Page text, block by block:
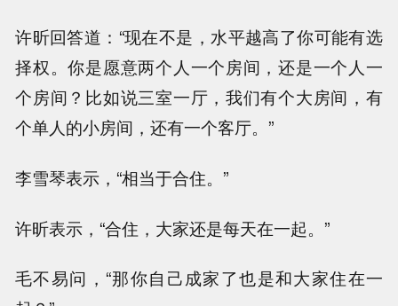
许昕回答道：“现在不是，水平越高了你可能有选
择权。你是愿意两个人一个房间，还是一个人一
个房间？比如说三室一厅，我们有个大房间，有
个单人的小房间，还有一个客厅。”
李雪琴表示，“相当于合住。”
许昕表示，“合住，大家还是每天在一起。”
毛不易问，“那你自己成家了也是和大家住在一